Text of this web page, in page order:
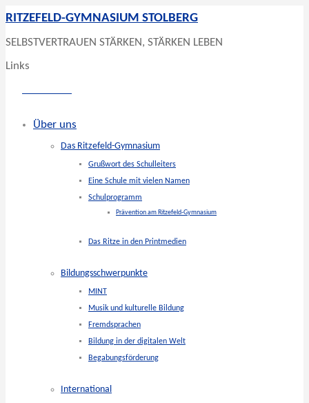
RITZEFELD-GYMNASIUM STOLBERG
SELBSTVERTRAUEN STÄRKEN, STÄRKEN LEBEN
Links
Über uns
Das Ritzefeld-Gymnasium
Grußwort des Schulleiters
Eine Schule mit vielen Namen
Schulprogramm
Prävention am Ritzefeld-Gymnasium
Das Ritze in den Printmedien
Bildungsschwerpunkte
MINT
Musik und kulturelle Bildung
Fremdsprachen
Bildung in der digitalen Welt
Begabungsförderung
International